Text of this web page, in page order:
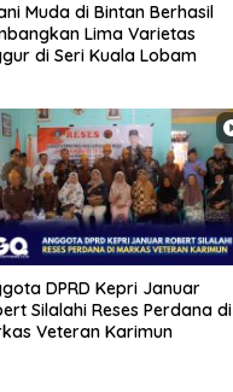
Muda di Bintan Berhasil
Lima Varietas
di Seri Kuala Lobam
DPRD Kepri Januar
Silalahi Reses Perdana di
Veteran Karimun